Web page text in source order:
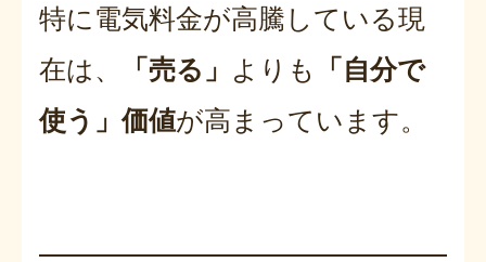
特に電気料金が高騰している現
在は、
「売る」 よりも
「自分で
使う」価値が高まっています。